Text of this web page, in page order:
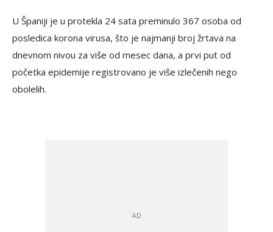
U Španiji je u protekla 24 sata preminulo 367 osoba od
posledica korona virusa, što je najmanji broj žrtava na
dnevnom nivou za više od mesec dana, a prvi put od
početka epidemije registrovano je više izlečenih nego
obolelih.